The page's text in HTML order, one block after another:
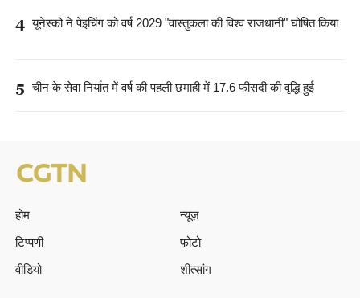
4 यूनेस्को ने पेइचिंग को वर्ष 2029 "वास्तुकला की विश्व राजधानी" घोषित किया
5 चीन के सेवा निर्यात में वर्ष की पहली छमाही में 17.6 फीसदी की वृद्धि हुई
होम
न्यूज़
टिप्पणी
फोटो
वीडियो
शीत्सांग